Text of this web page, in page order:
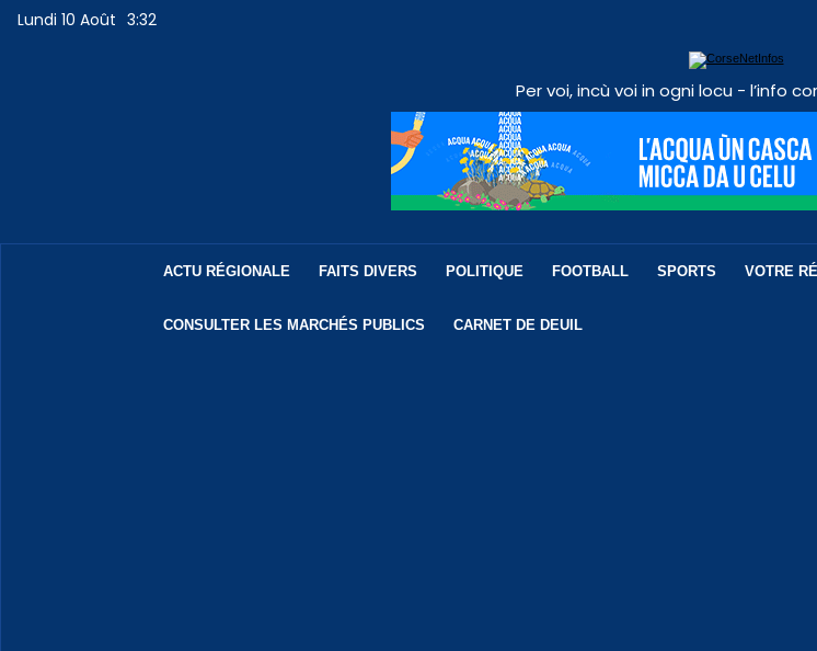
Lundi 10 Août 3:32
Per voi, incù voi in ogni locu - l’info
ACTU RÉGIONALE FAITS DIVERS POLITIQUE FOOTBALL SPORTS VOTRE
CONSULTER LES MARCHÉS PUBLICS CARNET DE DEUIL